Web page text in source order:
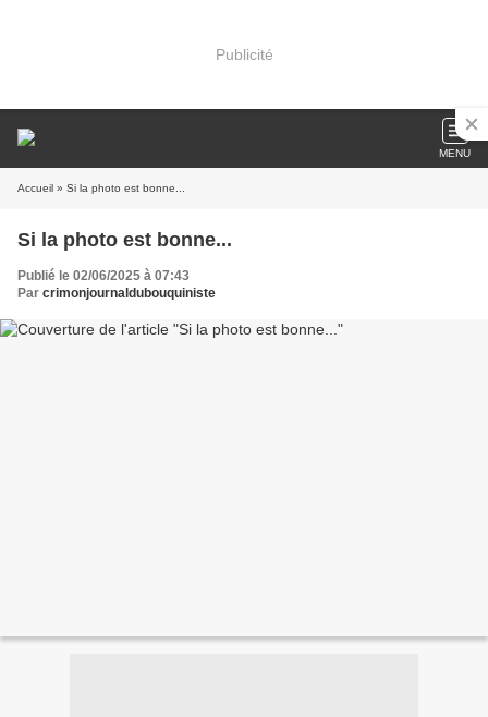
Publicité
MENU
Accueil » Si la photo est bonne...
Si la photo est bonne...
Publié le 02/06/2025 à 07:43
Par crimonjournaldubouquiniste